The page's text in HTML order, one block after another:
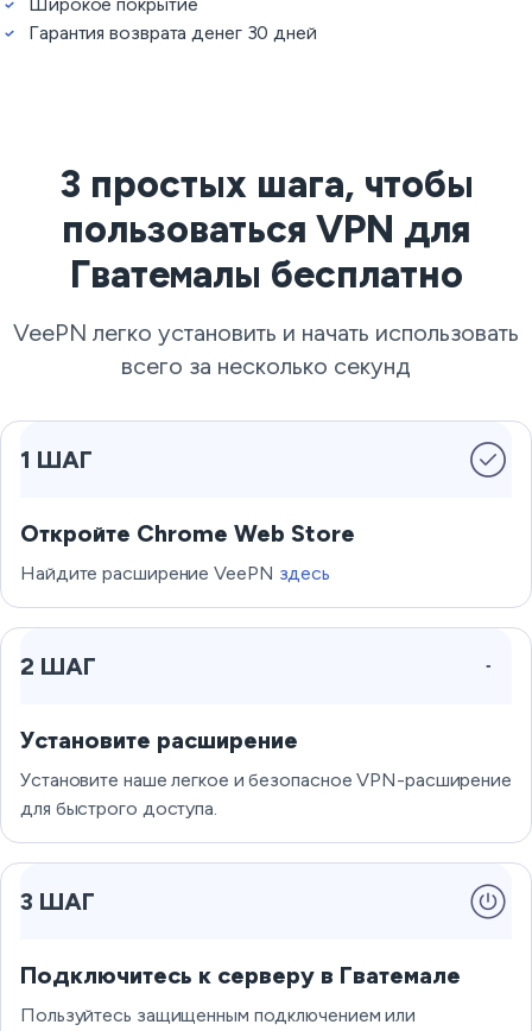
Гарантия возврата денег 30 дней
3 простых шага, чтобы
пользоваться VPN для
Гватемалы бесплатно
VeePN легко установить и начать использовать
всего за несколько секунд
1 ШАГ
Откройте Chrome Web Store
Найдите расширение VeePN здесь
2 ШАГ
Установите расширение
Установите наше легкое и безопасное VPN-расширение
для быстрого доступа.
3 ШАГ
Подключитесь к серверу в Гватемале
Пользуйтесь защищенным подключением или